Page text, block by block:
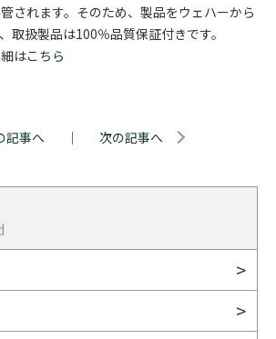
されます。そのため、製品をウェハーから
取扱製品は100％品質保証付きです。
はこちら
記事へ ｜ 次の記事へ